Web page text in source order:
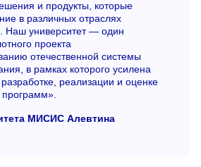
и продукты, которые
в различных отраслях
Наш университет — один
проекта
отечественной системы
в рамках которого усилена
реализации и оценке
МИСИС Алевтина